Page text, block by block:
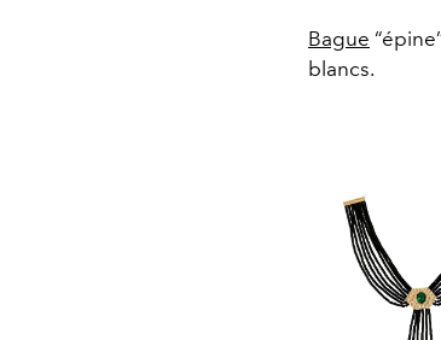
Bague
blancs.